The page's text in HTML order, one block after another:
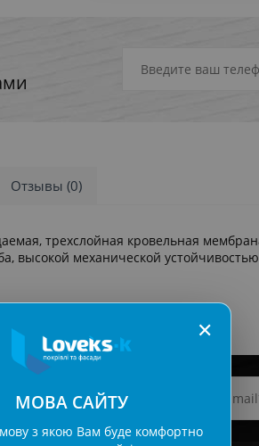
Отзывы (0)
трехслойная кровельная
высокой механической
✕
МОВА САЙТУ
з якою Вам буде комфортно